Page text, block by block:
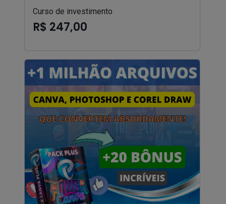
Curso de investimento
R$ 247,00